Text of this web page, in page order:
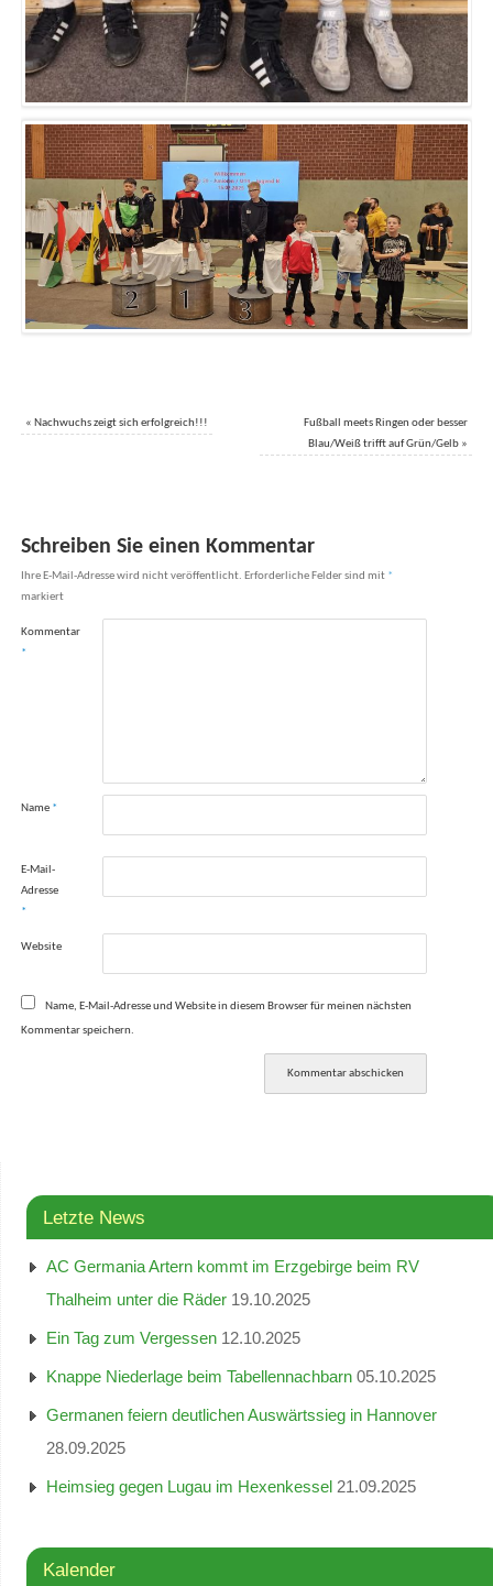
« Nachwuchs zeigt sich erfolgreich!!!
Fußball meets Ringen oder besser
Blau/Weiß trifft auf Grün/Gelb »
Schreiben Sie einen Kommentar
Ihre E-Mail-Adresse wird nicht veröffentlicht. Erforderliche Felder sind mit *
markiert
Kommentar
*
Name *
E-Mail-
Adresse
*
Website
Name, E-Mail-Adresse und Website in diesem Browser für meinen nächsten
Kommentar speichern.
Letzte News
AC Germania Artern kommt im Erzgebirge beim RV
Thalheim unter die Räder 19.10.2025
Ein Tag zum Vergessen 12.10.2025
Knappe Niederlage beim Tabellennachbarn 05.10.2025
Germanen feiern deutlichen Auswärtssieg in Hannover
28.09.2025
Heimsieg gegen Lugau im Hexenkessel 21.09.2025
Kalender